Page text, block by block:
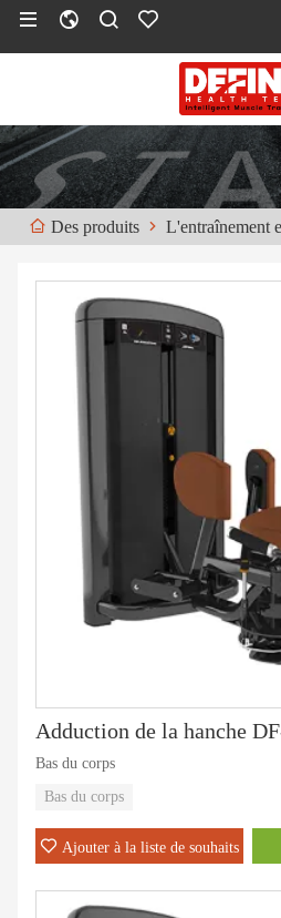
Des produits L'entraînement
Adduction de la hanche
Bas du corps
Bas du corps
Ajouter à la liste de souhaits